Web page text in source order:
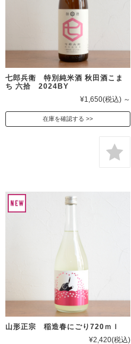
七郎兵衛 特別純米酒 秋田酒こま
ち 六拾 2024BY
¥1,650(税込) ～
在庫を確認する
山形正宗 稲造春にごり720ｍｌ
¥2,420(税込)